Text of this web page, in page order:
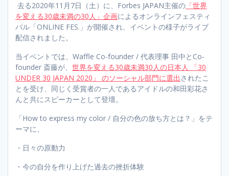
去る2020年11月7日（土）に、Forbes JAPAN主催の 「世界
を変える30歳未満の30人」企画によるオンラインフェスティ
バル「ONLINE FES.」が開催され、イベントの様子がライブ
配信されました。
当イベントでは、Waffle Co-founder / 代表理事 田中とCo-
founder 斎藤が、 世界を変える30歳未満30人の日本人 「30
UNDER 30 JAPAN 2020」 のソーシャル部門に選出 されたこ
とを受け、同じく受賞者の一人であるアイドルの和田彩花さ
んと共にスピーカーとして登壇。
「How to express my color / 自分の色の放ち方とは？」をテ
ーマに、
・日々の原動力
・今の自分を作り上げた過去の挫折体験